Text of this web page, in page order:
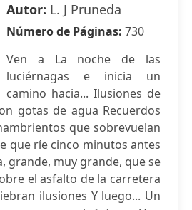
Autor: L. J Pruneda
Número de Páginas: 730
Ven a La noche de las
luciérnagas e inicia un
camino hacia... Ilusiones de
gotas de agua Recuerdos
que sobrevuelan
que ríe cinco minutos antes
grande, muy grande, que se
el asfalto de la carretera
ilusiones Y luego... Un